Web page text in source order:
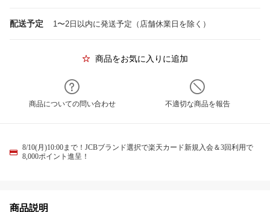
配送予定 1〜2日以内に発送予定（店舗休業日を除く）
商品をお気に入りに追加
商品についての問い合わせ 不適切な商品を報告
8/10(月)10:00まで！JCBブランド選択で楽天カード新規入会＆3回利用で
8,000ポイント進呈！
商品説明